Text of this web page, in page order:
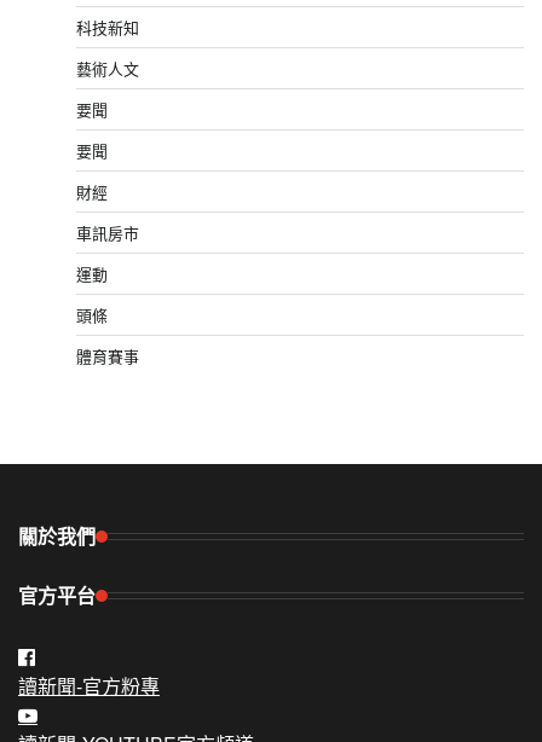
科技新知
藝術人文
要聞
要聞
財經
車訊房市
運動
頭條
體育賽事
關於我們
官方平台
讀新聞-官方粉專